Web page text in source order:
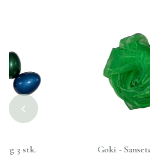
+ TILFØJ TIL KURV
Goki - Sansetørklæde